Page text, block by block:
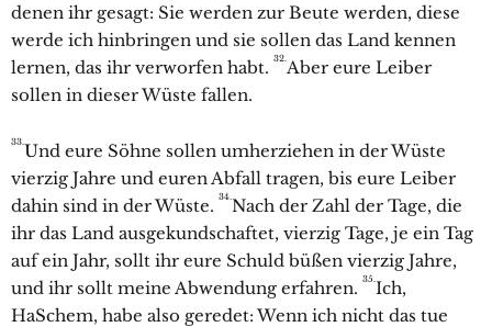
denen ihr gesagt: Sie werden zur Beute werden, diese
werde ich hinbringen und sie sollen das Land kennen
lernen, das ihr verworfen habt. 32.Aber eure Leiber
sollen in dieser Wüste fallen.
33.Und eure Söhne sollen umherziehen in der Wüste
vierzig Jahre und euren Abfall tragen, bis eure Leiber
dahin sind in der Wüste. 34.Nach der Zahl der Tage, die
ihr das Land ausgekundschaftet, vierzig Tage, je ein Tag
auf ein Jahr, sollt ihr eure Schuld büßen vierzig Jahre,
und ihr sollt meine Abwendung erfahren. 35.Ich,
HaSchem, habe also geredet: Wenn ich nicht das tue